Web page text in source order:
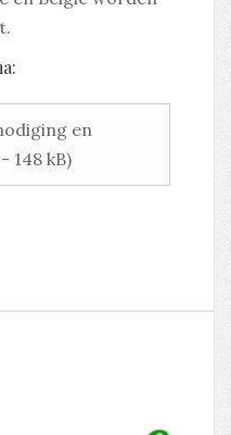
en
148 kB)